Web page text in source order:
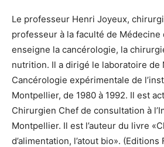
Le professeur Henri Joyeux,
professeur à la faculté de Médecine
enseigne la cancérologie, la
nutrition. Il a dirigé le laboratoire de
Cancérologie expérimentale de
Montpellier, de 1980 à 1992. Il est
Chirurgien Chef de consultation à
Montpellier. Il est l’auteur du livre
d’alimentation, l’atout bio».